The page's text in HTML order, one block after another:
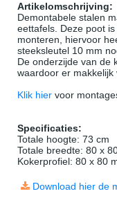
Artikelomschrijving:
Demontabele stalen
eettafels. Deze poot
monteren, hiervoor
steeksleutel 10 mm
De onderzijde van de
waardoor er
Klik hier voor
Specificaties:
Totale hoogte: 73 cm
Totale breedte: 80 x
Kokerprofiel: 80 x 80
Download hier de